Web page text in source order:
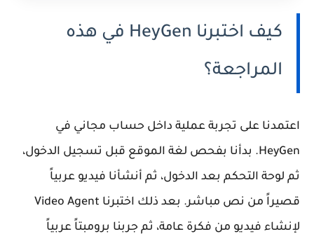
كيف اختبرنا HeyGen في هذه
المراجعة؟
اعتمدنا على تجربة عملية داخل حساب مجاني في
HeyGen. بدأنا بفحص لغة الموقع قبل تسجيل الدخول،
ثم لوحة التحكم بعد الدخول، ثم أنشأنا فيديو عربياً
قصيراً من نص مباشر. بعد ذلك اختبرنا Video Agent
لإنشاء فيديو من فكرة عامة، ثم جربنا برومبتاً عربياً